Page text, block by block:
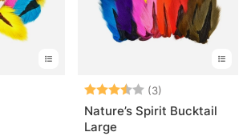
5.0 utav 5 stjärnorBetyg: (3)
Nature’s Spirit Bucktail
Large